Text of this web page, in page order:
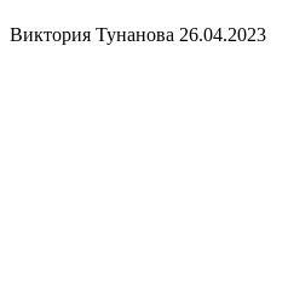
Виктория Тунанова 26.04.2023